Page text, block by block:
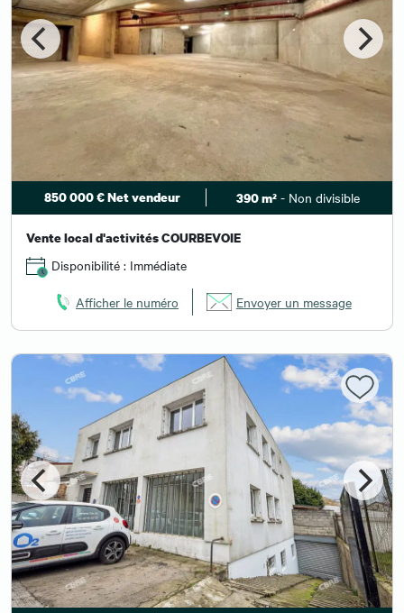
850 000 € Net vendeur 390 m² - Non divisible
Vente local d'activités COURBEVOIE
Disponibilité : Immédiate
Afficher le numéro Envoyer un message